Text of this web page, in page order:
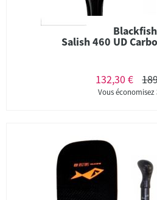
Blackfish
Salish 460 UD
132,30 €
Vous économisez